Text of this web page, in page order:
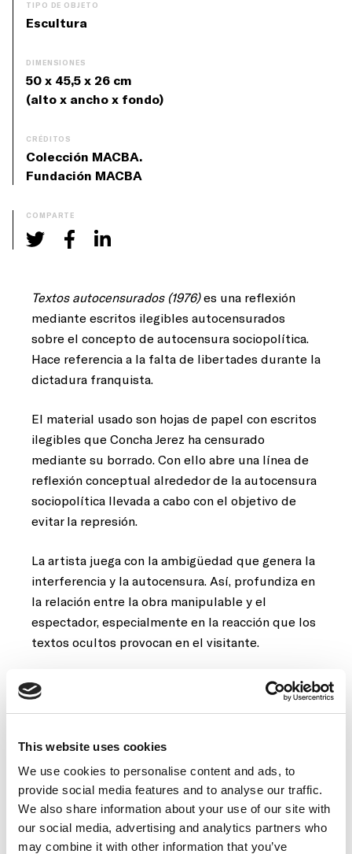
This website uses cookies
We use cookies to personalise content and ads, to
provide social media features and to analyse our traffic.
We also share information about your use of our site with
our social media, advertising and analytics partners who
may combine it with other information that you’ve
TIPO DE OBJETO
Escultura
DIMENSIONES
50 x 45,5 x 26 cm
(alto x ancho x fondo)
CRÉDITOS
Colección MACBA.
Fundación MACBA
COMPARTE
Textos autocensurados (1976)es una reflexión
mediante escritos ilegibles autocensurados
sobre el concepto de autocensura sociopolítica.
Hace referencia a la falta de libertades durante la
dictadura franquista.
El material usado son hojas de papel con escritos
ilegibles que Concha Jerez ha censurado
mediante su borrado. Con ello abre una línea de
reflexión conceptual alrededor de la autocensura
sociopolítica llevada a cabo con el objetivo de
evitar la represión.
La artista juega con la ambigüedad que genera la
interferencia y la autocensura. Así, profundiza en
la relación entre la obra manipulable y el
espectador, especialmente en la reacción que los
textos ocultos provocan en el visitante.
Concha Jerez es una artista internacional e
interdisciplinaria. En sus inicios se centró en el
lugares de grandes dimensiones, en la década de
los ochenta también se dedicó a la Performance y
en los noventa se introdujo en el desarrollo de
Conciertos InterMedia y en la creación de obras
de Arte Radiofónico para emisoras como Radio
France, BBC, la ABC de Australia y la RNE, entre